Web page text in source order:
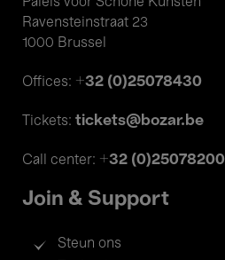
Paleis voor Schone Kunsten
Ravensteinstraat 23
1000 Brussel
Offices: +32 (0)25078430
Tickets: tickets@bozar.be
Call center: +32 (0)25078200
Join & Support
Steun ons